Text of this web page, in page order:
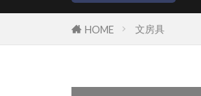
HOME 文房具